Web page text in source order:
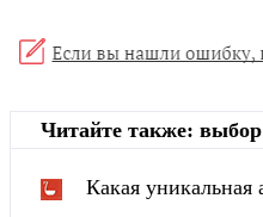
Читайте также:
Какая уникальная